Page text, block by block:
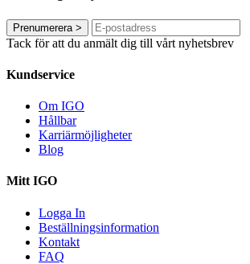
Prenumerera >
Tack för att du anmält dig till vårt nyhetsbrev
Kundservice
Om IGO
Hållbar
Karriärmöjligheter
Blog
Mitt IGO
Logga In
Beställningsinformation
Kontakt
FAQ